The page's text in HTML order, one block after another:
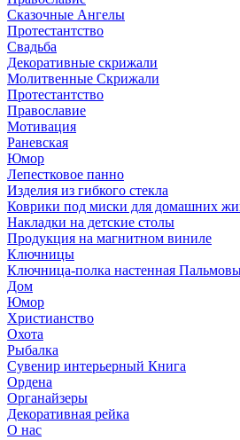
Сказочные Ангелы
Протестантство
Свадьба
Декоративные скрижали
Молитвенные Скрижали
Протестантство
Православие
Мотивация
Раневская
Юмор
Лепестковое панно
Изделия из гибкого стекла
Коврики под миски для домашних
Накладки на детские столы
Продукция на магнитном виниле
Ключницы
Ключница-полка настенная
Дом
Юмор
Христианство
Охота
Рыбалка
Сувенир интерьерный Книга
Ордена
Органайзеры
Декоративная рейка
О нас